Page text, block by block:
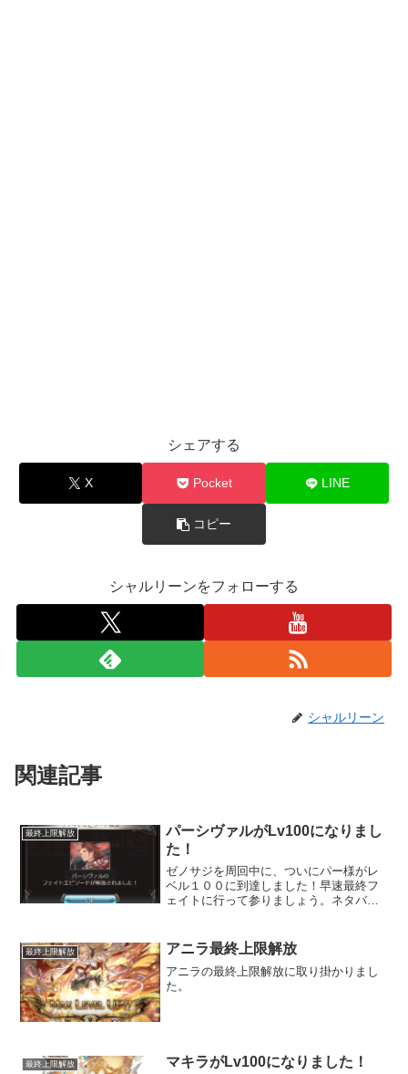
シェアする
X Pocket LINE
コピー
シャルリーンをフォローする
シャルリーン
関連記事
最終上限解放
パーシヴァルがLv100になりまし
た！
ゼノサジを周回中に、ついにパー様がレ
ベル１００に到達しました！早速最終フ
ェイトに行って参りましょう。ネタバレ
最終上限解放 アニラ最終上限解放
アニラの最終上限解放に取り掛かりまし
た。
最終上限解放 マキラがLv100になりました！